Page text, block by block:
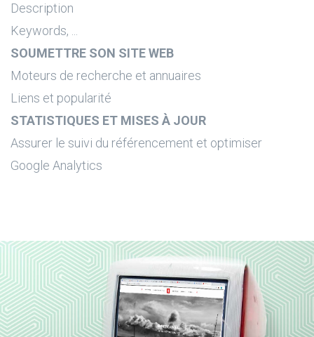
Description
Keywords, ...
SOUMETTRE SON SITE WEB
Moteurs de recherche et annuaires
Liens et popularité
STATISTIQUES ET MISES À JOUR
Assurer le suivi du référencement et optimiser
Google Analytics